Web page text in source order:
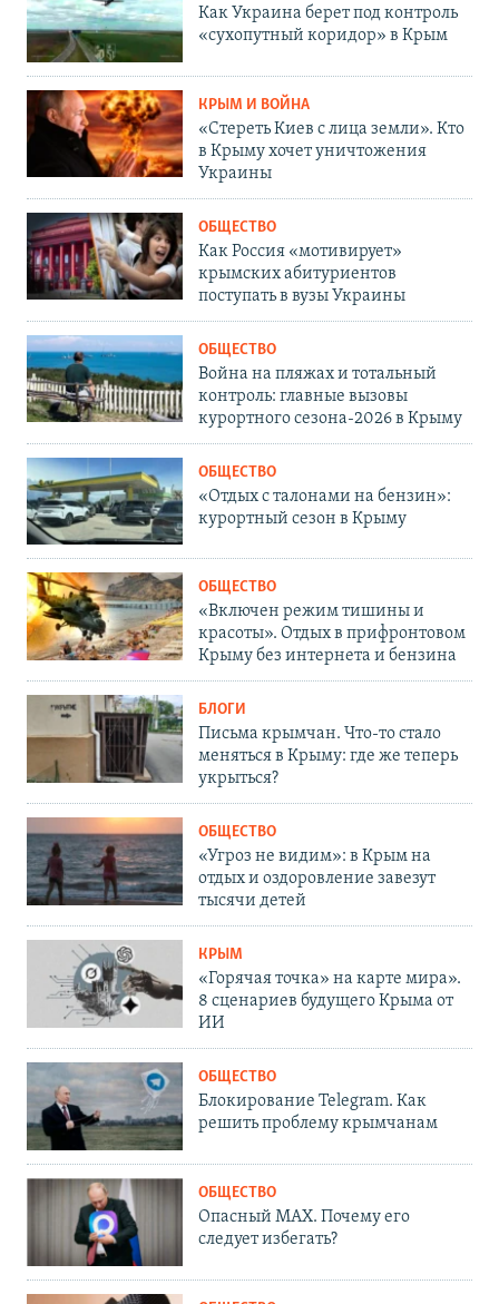
Как Украина берет под контроль
«сухопутный коридор» в Крым
КРЫМ И ВОЙНА
«Стереть Киев с лица земли». Кто
в Крыму хочет уничтожения
Украины
ОБЩЕСТВО
Как Россия «мотивирует»
крымских абитуриентов
поступать в вузы Украины
ОБЩЕСТВО
Война на пляжах и тотальный
контроль: главные вызовы
курортного сезона-2026 в Крыму
ОБЩЕСТВО
«Отдых с талонами на бензин»:
курортный сезон в Крыму
ОБЩЕСТВО
«Включен режим тишины и
красоты». Отдых в прифронтовом
Крыму без интернета и бензина
БЛОГИ
Письма крымчан. Что-то стало
меняться в Крыму: где же теперь
укрыться?
ОБЩЕСТВО
«Угроз не видим»: в Крым на
отдых и оздоровление завезут
тысячи детей
КРЫМ
«Горячая точка» на карте мира».
8 сценариев будущего Крыма от
ИИ
ОБЩЕСТВО
Блокирование Telegram. Как
решить проблему крымчанам
ОБЩЕСТВО
Опасный MAX. Почему его
следует избегать?